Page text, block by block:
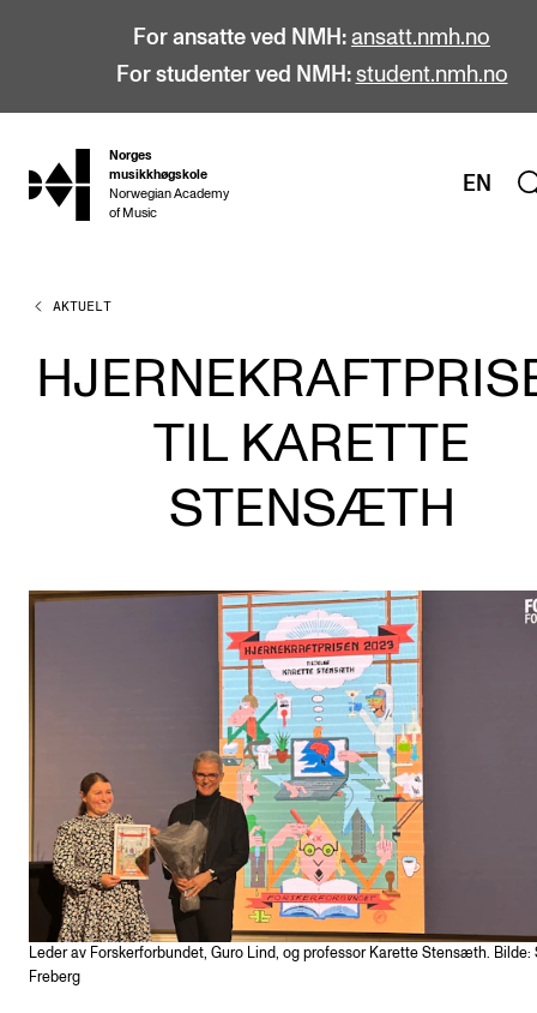
For ansatte ved NMH: ansatt.nmh.no
For studenter ved NMH: student.nmh.no
hjem
Norges
musikkhøgskole
Norwegian Academy
of Music
EN
STUDIER
Alle studier
Bachelor
Årsstudium og videreutdanning
Biblioteket
Fagmiljøer
Salane våre
Studentutvalet SUT (student.nmh.no)
AKTUELT
TIL KARETTE
STENSÆTH
Leder av Forskerforbundet, Guro Lind, og professor Karette Stensæth. Bilde:
Freberg